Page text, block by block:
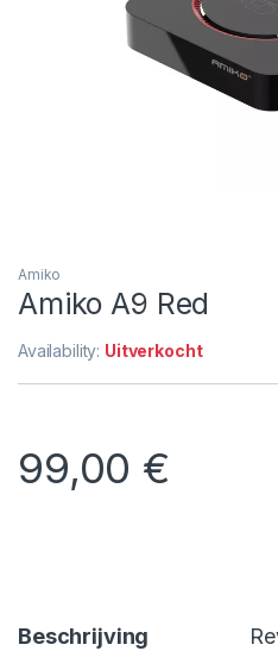
Amiko
Amiko A9 Red
Availability: Uitverkocht
99,00 €
Beschrijving